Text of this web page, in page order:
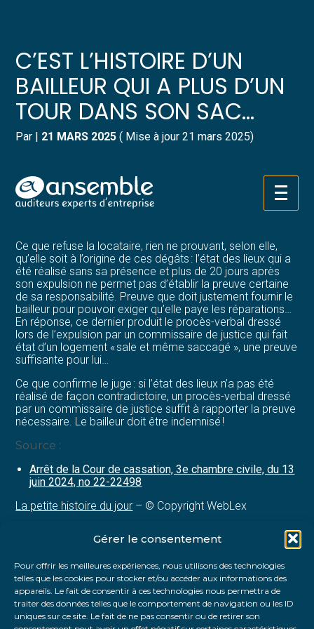
Gérer le consentement
Pour offrir les meilleures expériences, nous utilisons des technologies
telles que les cookies pour stocker et/ou accéder aux informations des
appareils. Le fait de consentir à ces technologies nous permettra de
traiter des données telles que le comportement de navigation ou les ID
uniques sur ce site. Le fait de ne pas consentir ou de retirer son
Aller
au
Gérer votre quotidien
Piloter votre entreprise
Développer votre entreprise
Construire votre patrimoine
Être prêt pour la facturation
électronique
Suivre votre comptabilité
Gérer vos ressources humaines
Dématérialiser vos documents
C’EST L’HISTOIRE D’UN
BAILLEUR QUI A PLUS D’UN
TOUR DANS SON SAC…
Par | 21 MARS 2025 ( Mise à jour 21 mars 2025)
obtient de la justice une décision d’expulsion. Lorsqu’il
récupère son bien, le bailleur constate des dégradations
très importantes, pour lesquelles il demande à être
Ce que refuse la locataire, rien ne prouvant, selon elle,
qu’elle soit à l’origine de ces dégâts : l’état des lieux qui a
été réalisé sans sa présence et plus de 20 jours après
son expulsion ne permet pas d’établir la preuve certaine
de sa responsabilité. Preuve que doit justement fournir le
bailleur pour pouvoir exiger qu’elle paye les réparations…
En réponse, ce dernier produit le procès-verbal dressé
lors de l’expulsion par un commissaire de justice qui fait
état d’un logement « sale et même saccagé », une preuve
suffisante pour lui…
Ce que confirme le juge : si l’état des lieux n’a pas été
réalisé de façon contradictoire, un procès-verbal dressé
par un commissaire de justice suffit à rapporter la preuve
nécessaire. Le bailleur doit être indemnisé !
Source :
Arrêt de la Cour de cassation, 3e chambre civile, du 13
juin 2024, no 22-22498
La petite histoire du jour – © Copyright WebLex
FaceBook
TwitterLinkedIn